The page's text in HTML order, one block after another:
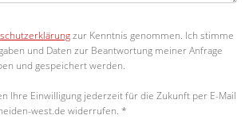
zur Kenntnis genommen. Ich stimme
und Daten zur Beantwortung meiner Anfrage
und gespeichert werden.
Ihre Einwilligung jederzeit für die Zukunft per E-Mail
west.de widerrufen. *